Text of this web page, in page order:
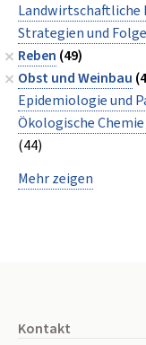
Landwirtschaftliche
Strategien und
Reben (49)
Obst und Weinbau
Epidemiologie und
Ökologische
(44)
Mehr zeigen
Kontakt